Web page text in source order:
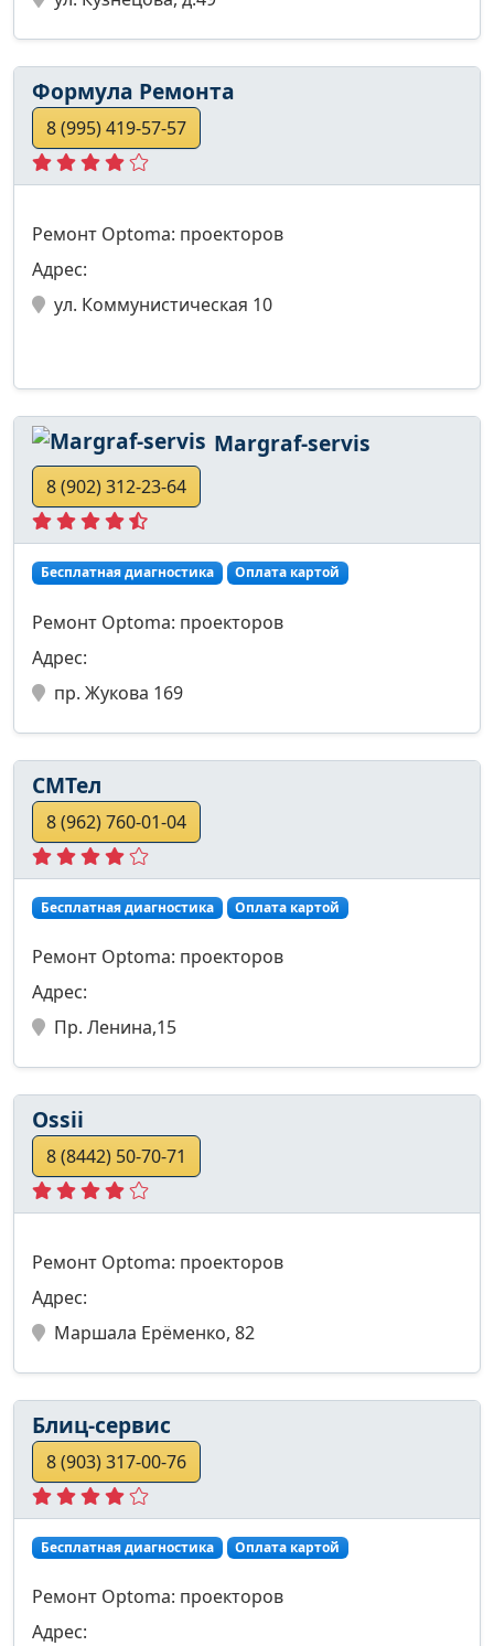
Формула Ремонта
8 (995) 419-57-57
Ремонт Optoma: проекторов
Адрес:
ул. Коммунистическая 10
Margraf-servis
8 (902) 312-23-64
Бесплатная диагностика Оплата картой
Ремонт Optoma: проекторов
Адрес:
пр. Жукова 169
СМТел
8 (962) 760-01-04
Бесплатная диагностика Оплата картой
Ремонт Optoma: проекторов
Адрес:
Пр. Ленина,15
Ossii
8 (8442) 50-70-71
Ремонт Optoma: проекторов
Адрес:
Маршала Ерёменко, 82
Блиц-сервис
8 (903) 317-00-76
Бесплатная диагностика Оплата картой
Ремонт Optoma: проекторов
Адрес: